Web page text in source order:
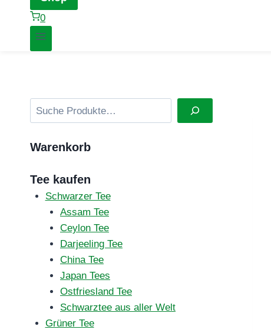
0
Suchen
Warenkorb
Tee kaufen
Schwarzer Tee
Assam Tee
Ceylon Tee
Darjeeling Tee
China Tee
Japan Tees
Ostfriesland Tee
Schwarztee aus aller Welt
Grüner Tee